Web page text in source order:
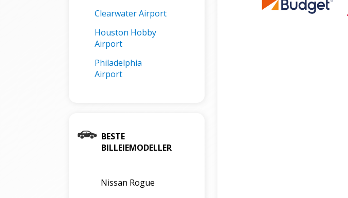
Clearwater Airport
Houston Hobby
Airport
Philadelphia
Airport
BESTE
BILLEIEMODELLER
Nissan Rogue